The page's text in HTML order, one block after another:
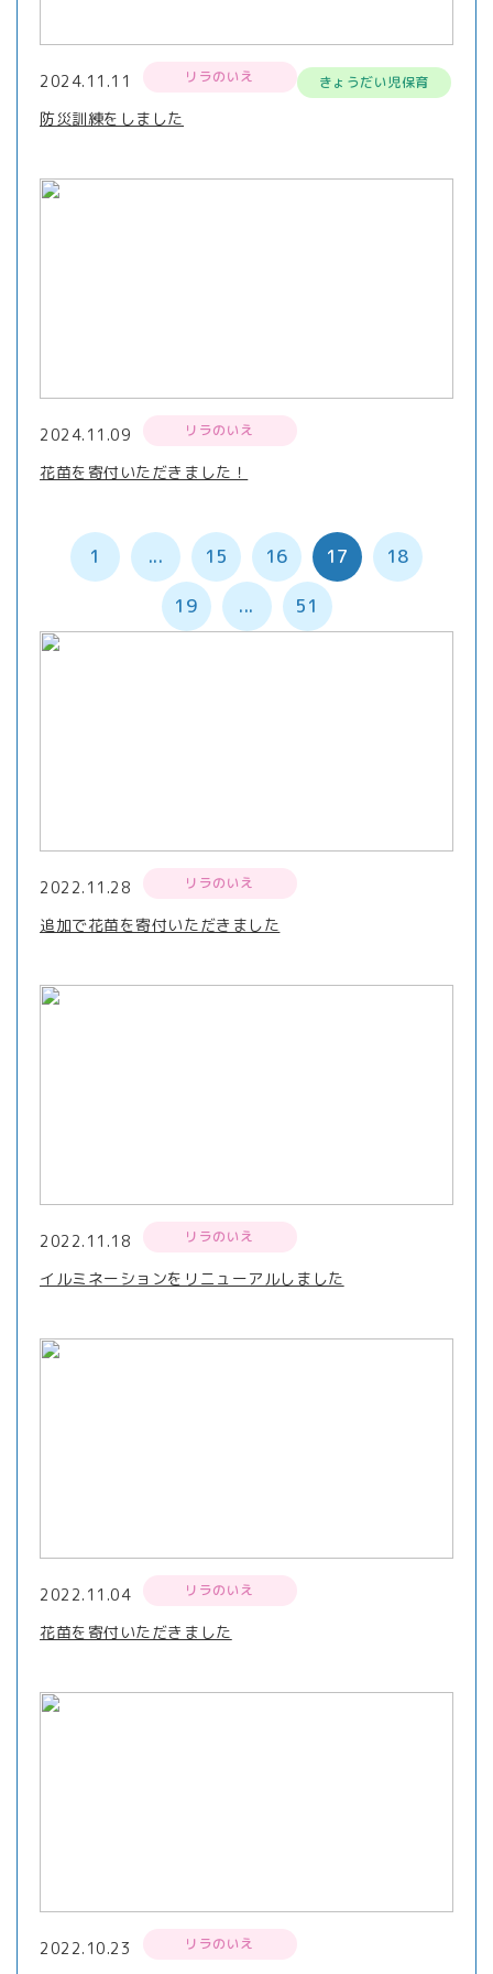
2024.11.11 リラのいえ きょうだい児保育
防災訓練をしました
2024.11.09 リラのいえ
花苗を寄付いただきました！
1 ... 15 16 17 18
19 ... 51
2022.11.28 リラのいえ
追加で花苗を寄付いただきました
2022.11.18 リラのいえ
イルミネーションをリニューアルしました
2022.11.04 リラのいえ
花苗を寄付いただきました
2022.10.23 リラのいえ